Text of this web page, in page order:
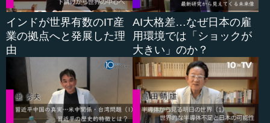
ブの国々にとって、大変不愉快だろうと思います。このよ
うなポーズをとっていくイスラム国の存在に対して、国際
世論やイスラム、中東の世論はもとより、アメリカもそれ
を不愉快と思うという情勢になっているのです。
●背景その５：「徹底した全体主義」を何とかするた
めに動かざるを得なかった
インドが世界有数のIT産
業の拠点へと発展した理
由
AI大格差…なぜ日本の雇
用環境では「ショックが
大きい」のか？